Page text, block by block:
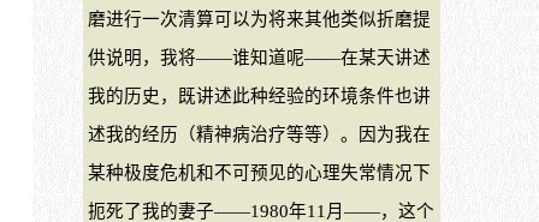
磨进行一次清算可以为将来其他类似折磨提
供说明，我将——谁知道呢——在某天讲述
我的历史，既讲述此种经验的环境条件也讲
述我的经历（精神病治疗等等）。因为我在
某种极度危机和不可预见的心理失常情况下
扼死了我的妻子——1980年11月——，这个